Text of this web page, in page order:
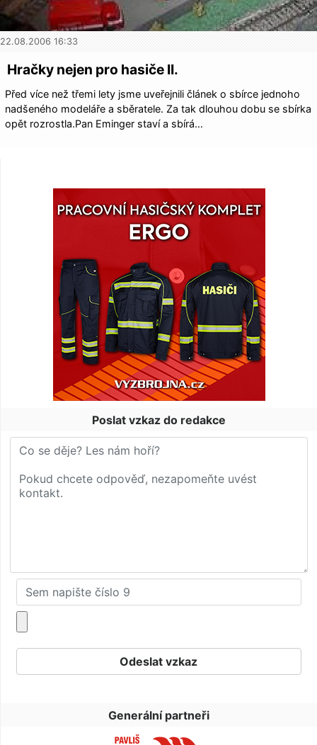
22.08.2006 16:33
Hračky nejen pro hasiče II.
Před více než třemi lety jsme uveřejnili článek o sbírce jednoho
nadšeného modeláře a sběratele. Za tak dlouhou dobu se sbírka
opět rozrostla.Pan Eminger staví a sbírá…
Poslat vzkaz do redakce
Generální partneři